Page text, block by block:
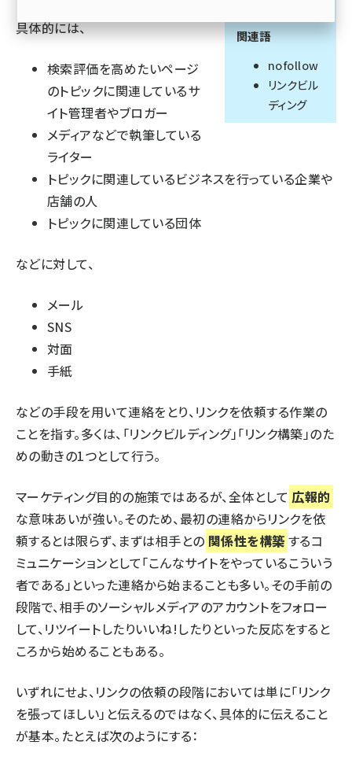
関連語
nofollow
リンクビル
ディング
具体的には、
検索評価を高めたいページ
のトピックに関連しているサ
イト管理者やブロガー
メディアなどで執筆している
ライター
トピックに関連しているビジネスを行っている企業や
店舗の人
トピックに関連している団体
などに対して、
メール
SNS
対面
手紙
などの手段を用いて連絡をとり、リンクを依頼する作業の
ことを指す。多くは、「リンクビルディング」「リンク構築」のた
めの動きの1つとして行う。
マーケティング目的の施策ではあるが、全体として 広報的
な意味あいが強い。そのため、最初の連絡からリンクを依
頼するとは限らず、まずは相手との 関係性を構築 するコ
ミュニケーションとして「こんなサイトをやっているこういう
者である」といった連絡から始まることも多い。その手前の
段階で、相手のソーシャルメディアのアカウントをフォロー
して、リツイートしたりいいね!したりといった反応をすると
ころから始めることもある。
いずれにせよ、リンクの依頼の段階においては単に「リンク
を張ってほしい」と伝えるのではなく、具体的に伝えること
が基本。たとえば次のようにする：